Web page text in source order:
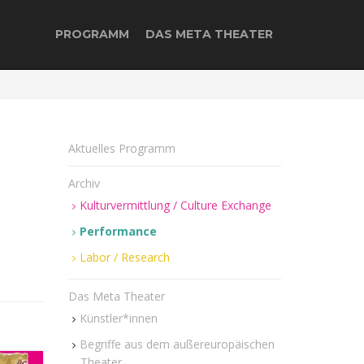
PROGRAMM DAS META THEATER
Aktuelles Programm
Archiv
Kulturvermittlung / Culture Exchange
Performance
Labor / Research
Das Meta Theater
Künstler*innen
Begriffe aus dem außereuropäischen